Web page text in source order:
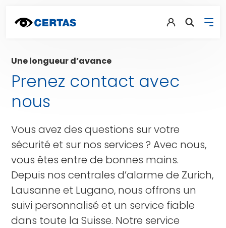
Une longueur d’avance
Prenez contact avec
nous
Vous avez des questions sur votre
sécurité et sur nos services ? Avec nous,
vous êtes entre de bonnes mains.
Depuis nos centrales d’alarme de Zurich,
Lausanne et Lugano, nous offrons un
suivi personnalisé et un service fiable
dans toute la Suisse. Notre service